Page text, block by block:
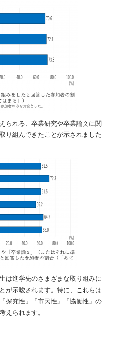
られる、卒業研究や卒業論文に関
り組んできたことが示されました
は進学先のさまざまな取り組みに
が示唆されます。特に、これらは
探究性」「市民性」「協働性」の
えられます。